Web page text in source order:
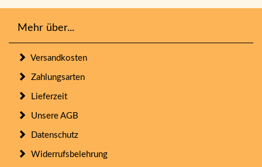
Mehr über...
Versandkosten
Zahlungsarten
Lieferzeit
Unsere AGB
Datenschutz
Widerrufsbelehrung